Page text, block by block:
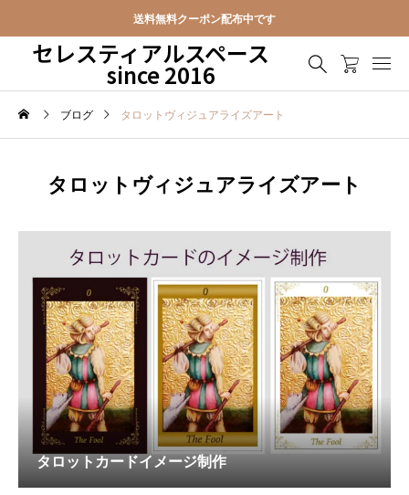
送料無料クーポン配布中です
セレスティアルスペース
since 2016
ブログ タロットヴィジュアライズアート
タロットヴィジュアライズアート
タロットカードイメージ制作